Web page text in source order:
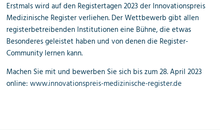
Erstmals wird auf den Registertagen 2023 der Innovationspreis
Medizinische Register verliehen. Der Wettbewerb gibt allen
registerbetreibenden Institutionen eine Bühne, die etwas
Besonderes geleistet haben und von denen die Register-
Community lernen kann.
Machen Sie mit und bewerben Sie sich bis zum 28. April 2023
online:www.innovationspreis-medizinische-register.de